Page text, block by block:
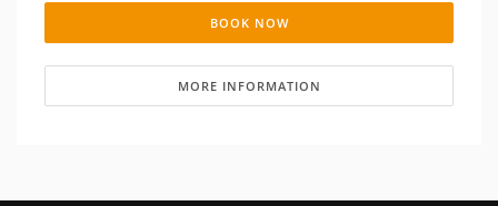
parkovat přímo u budovy, která je vybavena moderním
systémem rekuperace vzduchu. Toto ubytování je
BOOK NOW
MORE INFORMATION